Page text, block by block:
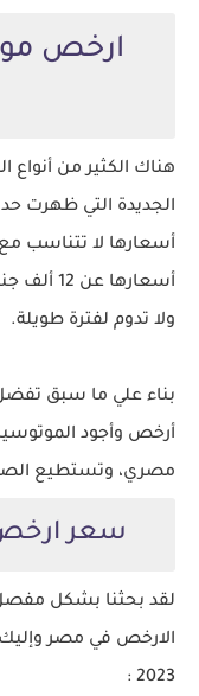
ارخص
هناك الكثير من أنواع
أسعارها لا تتناسب مع
ولا تدوم لفترة طويلة.
بناء علي ما سبق تفضل
مصري، وتستطيع
سعر
لقد بحثنا بشكل
الارخص في مصر
2023 :